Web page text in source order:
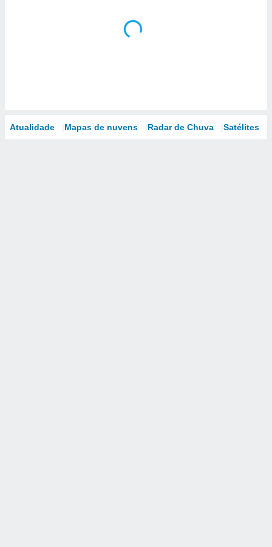
Atualidade Mapas de nuvens Radar de Chuva Satélites